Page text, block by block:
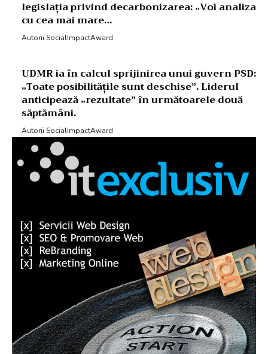
legislația privind decarbonizarea: „Voi analiza
cu cea mai mare…
Autorii SocialImpactAward
UDMR ia în calcul sprijinirea unui guvern PSD:
„Toate posibilitățile sunt deschise”. Liderul
anticipează „rezultate” în următoarele două
săptămâni.
Autorii SocialImpactAward